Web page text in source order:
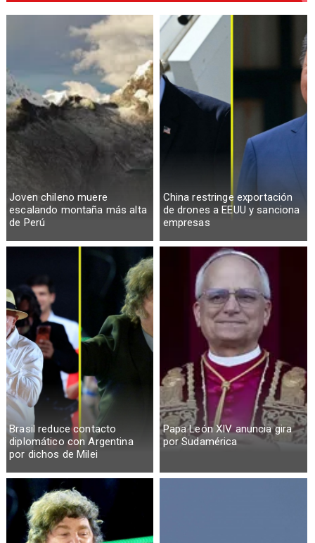
Joven chileno muere
escalando montaña más alta
de Perú
China restringe exportación
de drones a EEUU y sanciona
empresas
Brasil reduce contacto
diplomático con Argentina
por dichos de Milei
Papa León XIV anuncia gira
por Sudamérica